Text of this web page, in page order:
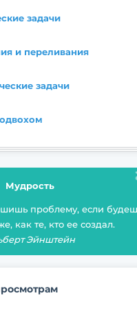
задачи
и переливания
задачи
Мудрость
проблему, если
как те, кто ее создал.
Эйнштейн